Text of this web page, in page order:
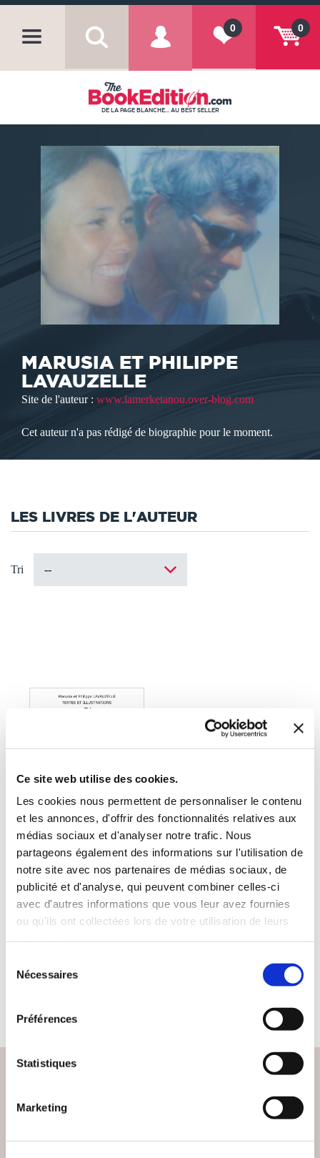
Ce site web utilise des cookies.
Les cookies nous permettent de personnaliser le contenu
et les annonces, d'offrir des fonctionnalités relatives aux
médias sociaux et d'analyser notre trafic. Nous
partageons également des informations sur l'utilisation de
notre site avec nos partenaires de médias sociaux, de
publicité et d'analyse, qui peuvent combiner celles-ci
avec d'autres informations que vous leur avez fournies
ou qu'ils ont collectées lors de votre utilisation de leurs
Nécessaires
Préférences
Statistiques
Marketing
0
0
DE LA PAGE BLANCHE... AU BEST SELLER
MARUSIA ET PHILIPPE
LAVAUZELLE
Site de l'auteur : www.lamerketanou.over-blog.com
Cet auteur n'a pas rédigé de biographie pour le moment.
LES LIVRES DE L'AUTEUR
Tri
(0 avis)
Marusia et Philippe
LAVAUZELLE
27€00